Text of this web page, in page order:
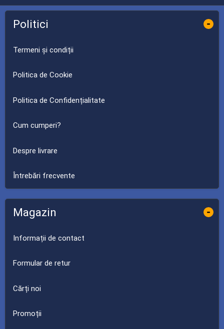
Politici -
Termeni și condiții
Politica de Cookie
Politica de Confidențialitate
Cum cumperi?
Despre livrare
Întrebări frecvente
Magazin -
Informații de contact
Formular de retur
Cărți noi
Promoții